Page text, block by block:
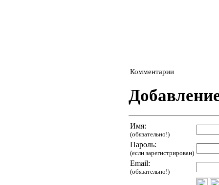
Комментарии
Имя:
(обязательно!)
Пароль:
(если зарегистрирован)
Email:
(обязательно!)